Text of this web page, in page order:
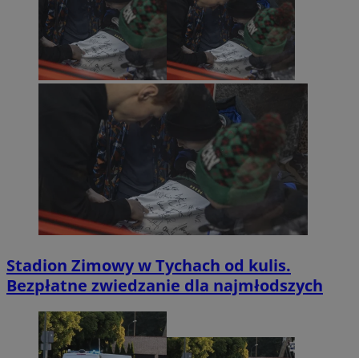
Stadion Zimowy w Tychach od kulis.
Bezpłatne zwiedzanie dla najmłodszych